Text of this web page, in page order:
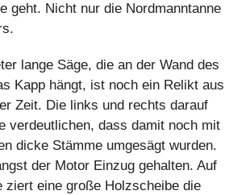
geht. Nicht nur die Nordmanntanne
lange Säge, die an der Wand des
Kapp hängt, ist noch ein Relikt aus
Zeit. Die links und rechts darauf
verdeutlichen, dass damit noch mit
dicke Stämme umgesägt wurden.
der Motor Einzug gehalten. Auf
ziert eine große Holzscheibe die